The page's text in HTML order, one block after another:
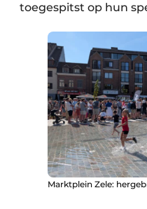
toegespitst op hun
Marktplein Zele: